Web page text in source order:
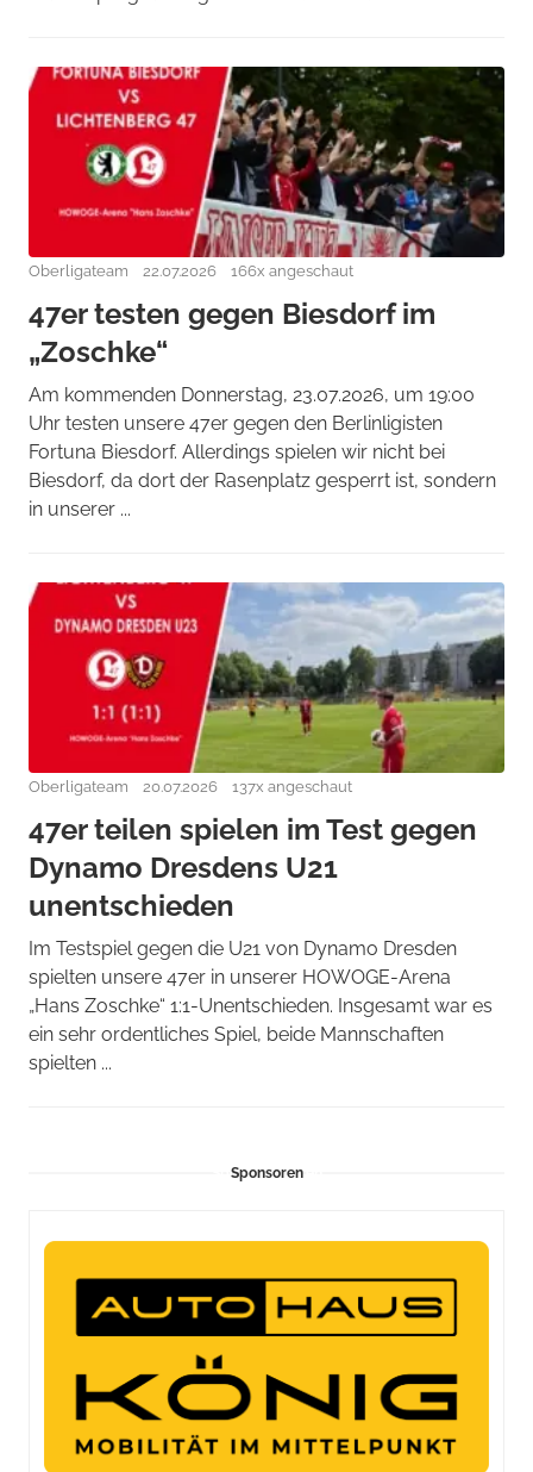
Oberligateam 22.07.2026 166x angeschaut
47er testen gegen Biesdorf im
„Zoschke“
Am kommenden Donnerstag, 23.07.2026, um 19:00
Uhr testen unsere 47er gegen den Berlinligisten
Fortuna Biesdorf. Allerdings spielen wir nicht bei
Biesdorf, da dort der Rasenplatz gesperrt ist, sondern
in unserer ...
Oberligateam 20.07.2026 137x angeschaut
47er teilen spielen im Test gegen
Dynamo Dresdens U21
unentschieden
Im Testspiel gegen die U21 von Dynamo Dresden
spielten unsere 47er in unserer HOWOGE-Arena
„Hans Zoschke“ 1:1-Unentschieden. Insgesamt war es
ein sehr ordentliches Spiel, beide Mannschaften
spielten ...
Sponsoren